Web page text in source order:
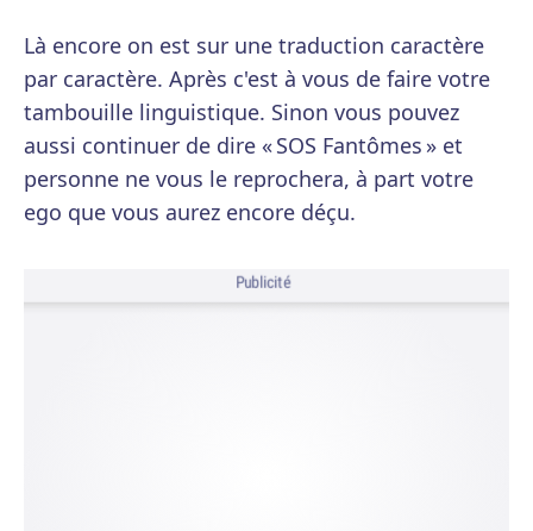
Là encore on est sur une traduction caractère
par caractère. Après c'est à vous de faire votre
tambouille linguistique. Sinon vous pouvez
aussi continuer de dire « SOS Fantômes » et
personne ne vous le reprochera, à part votre
ego que vous aurez encore déçu.
Publicité